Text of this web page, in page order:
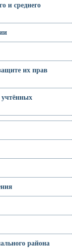
и среднего
их прав
учтённых
района